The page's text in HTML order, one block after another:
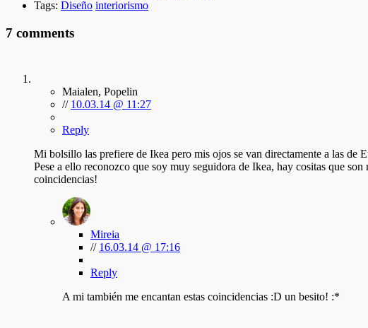
Tags: Diseño interiorismo
7 comments
Maialen, Popelin
// 10.03.14 @ 11:27
Reply
Mi bolsillo las prefiere de Ikea pero mis ojos se van directamente a las de
Pese a ello reconozco que soy muy seguidora de Ikea, hay cositas que
coincidencias!
Mireia
// 16.03.14 @ 17:16
Reply
A mi también me encantan estas coincidencias :D un besito! :*